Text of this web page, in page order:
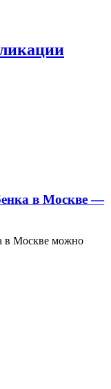
в Москве —
в Москве можно